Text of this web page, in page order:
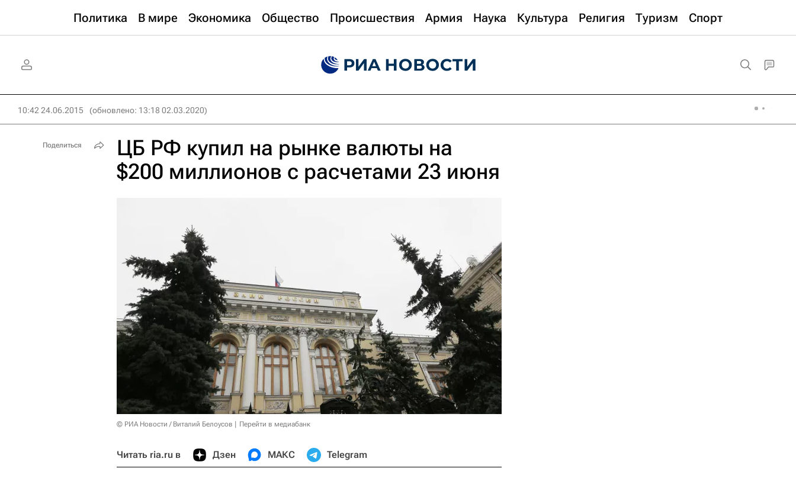
Политика В мире Экономика Общество Происшествия Армия Наука Культура Религия Туризм Спорт
10:42 24.06.2015 (обновлено: 13:18 02.03.2020)
ЦБ РФ купил на рынке валюты на
$200 миллионов с расчетами 23 июня
© РИА Новости / Виталий Белоусов Перейти в медиабанк
Читать ria.ru в Дзен МАКС Telegram
Поделиться